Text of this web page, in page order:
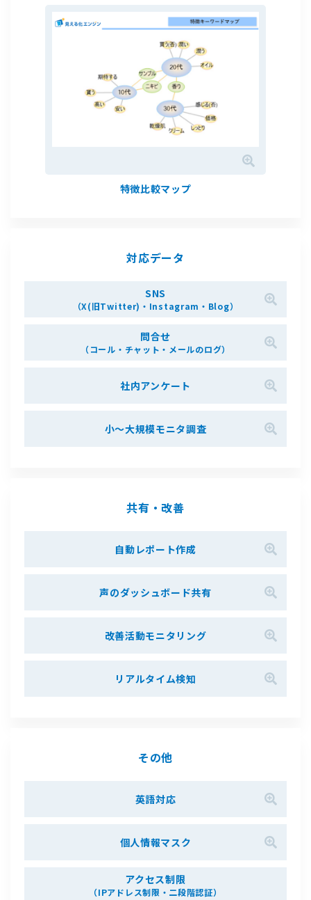
特徴比較マップ
対応データ
SNS
（X(旧Twitter)・Instagram・Blog）
問合せ
（コール・チャット・メールのログ）
社内アンケート
⼩〜⼤規模モニタ調査
共有・改善
⾃動レポート作成
声のダッシュボード共有
改善活動モニタリング
リアルタイム検知
その他
英語対応
個人情報マスク
アクセス制限
（IPアドレス制限・二段階認証）